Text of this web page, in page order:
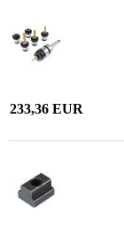
233,36 EUR